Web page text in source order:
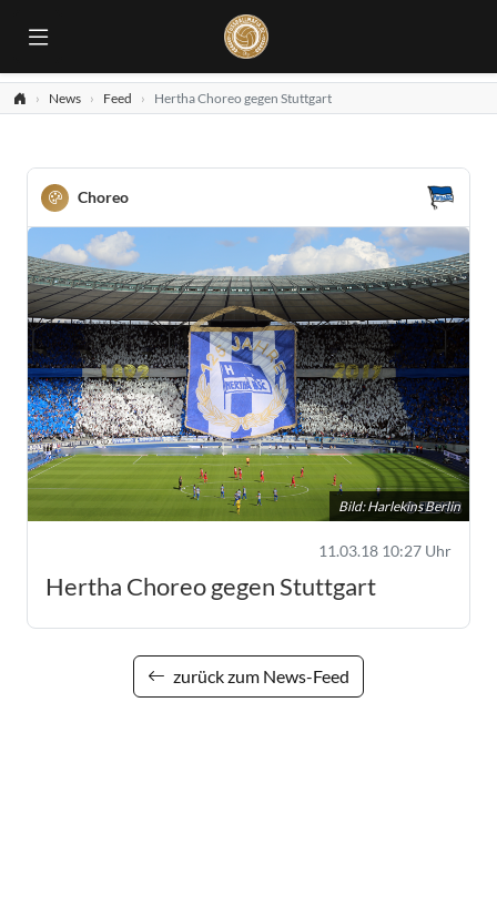
News Feed Hertha Choreo gegen Stuttgart
Choreo
Bild: Harlekins Berlin
11.03.18 10:27 Uhr
Hertha Choreo gegen Stuttgart
zurück zum News-Feed